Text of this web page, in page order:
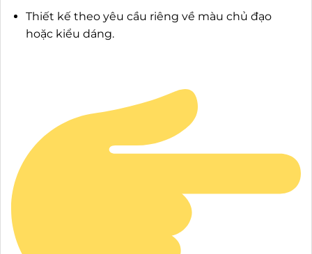
Thiết kế theo yêu cầu riêng về màu chủ đạo
hoặc kiểu dáng.